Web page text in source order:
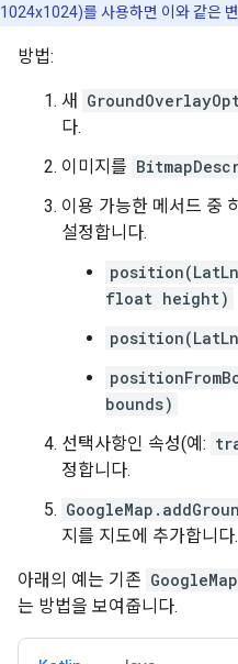
1024x1024)를 사용하면 이와 같은
방법:
새
다.
이미지를
이용 가능한 메서드 중
설정합니다.
float height)
bounds)
선택사항인 속성(예:
정합니다.
지를 지도에 추가합니다.
아래의 예는 기존 GoogleMap
는 방법을 보여줍니다.